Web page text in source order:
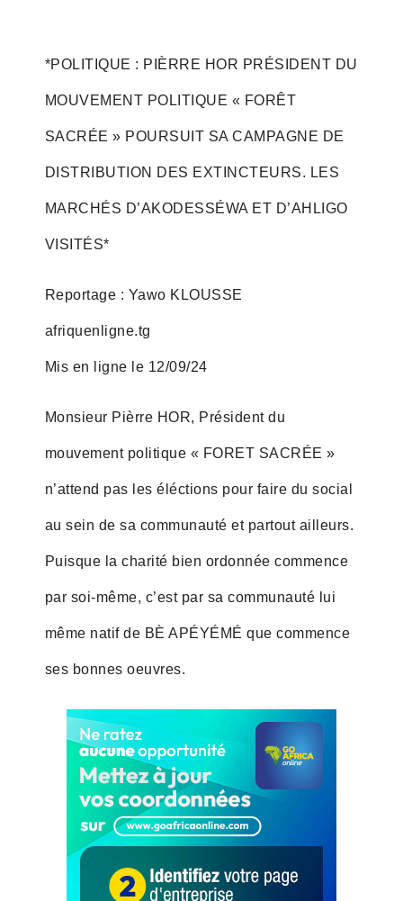
*POLITIQUE : PIÈRRE HOR PRÉSIDENT DU
MOUVEMENT POLITIQUE « FORÊT
SACRÉE » POURSUIT SA CAMPAGNE DE
DISTRIBUTION DES EXTINCTEURS. LES
MARCHÉS D’AKODESSÉWA ET D’AHLIGO
VISITÉS*
Reportage : Yawo KLOUSSE
afriquenligne.tg
Mis en ligne le 12/09/24
Monsieur Pièrre HOR, Président du
mouvement politique « FORET SACRÉE »
n’attend pas les éléctions pour faire du social
au sein de sa communauté et partout ailleurs.
Puisque la charité bien ordonnée commence
par soi-même, c’est par sa communauté lui
même natif de BÈ APÉYÉMÉ que commence
ses bonnes oeuvres.